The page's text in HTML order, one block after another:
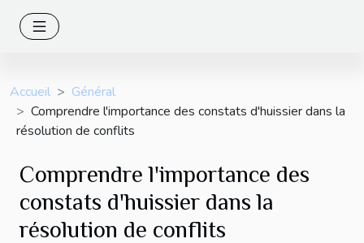
Accueil
Général
Comprendre l'importance des constats d'huissier dans la
résolution de conflits
Comprendre l'importance des
constats d'huissier dans la
résolution de conflits